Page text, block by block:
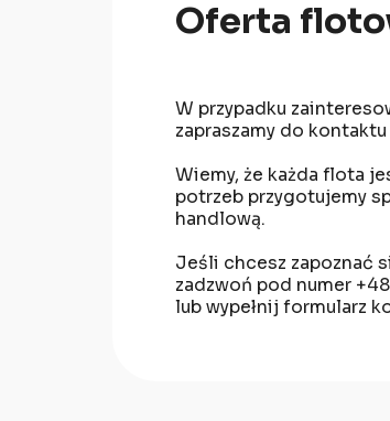
Oferta
W przypadku
zapraszamy do
Wiemy, że każda flota
potrzeb przygotujemy
handlową.
Jeśli chcesz zapoznać
zadzwoń pod numer
lub wypełnij formularz